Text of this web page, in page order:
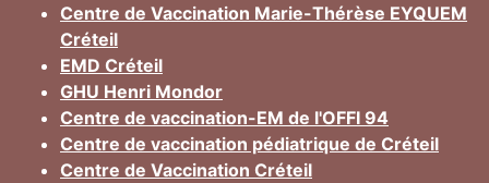
Centre de Vaccination Marie-Thérèse EYQUEM
Créteil
EMD Créteil
GHU Henri Mondor
Centre de vaccination-EM de l'OFFI 94
Centre de vaccination pédiatrique de Créteil
Centre de Vaccination Créteil